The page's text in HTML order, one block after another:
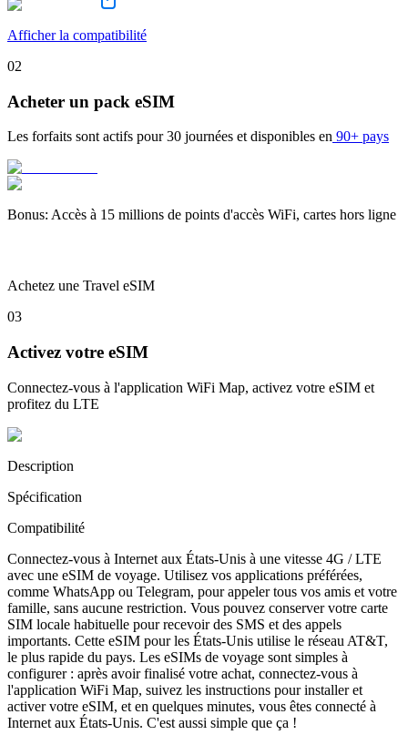
Afficher la compatibilité
02
Acheter un pack eSIM
Les forfaits sont actifs pour 30 journées et disponibles en 90+ pays
Bonus: Accès à 15 millions de points d'accès WiFi, cartes hors ligne
Achetez une Travel eSIM
03
Activez votre eSIM
Connectez-vous à l'application WiFi Map, activez votre eSIM et
profitez du LTE
Description
Spécification
Compatibilité
Connectez-vous à Internet aux États-Unis à une vitesse 4G / LTE
avec une eSIM de voyage. Utilisez vos applications préférées,
comme WhatsApp ou Telegram, pour appeler tous vos amis et votre
famille, sans aucune restriction. Vous pouvez conserver votre carte
SIM locale habituelle pour recevoir des SMS et des appels
importants. Cette eSIM pour les États-Unis utilise le réseau AT&T,
le plus rapide du pays. Les eSIMs de voyage sont simples à
configurer : après avoir finalisé votre achat, connectez-vous à
l'application WiFi Map, suivez les instructions pour installer et
activer votre eSIM, et en quelques minutes, vous êtes connecté à
Internet aux États-Unis. C'est aussi simple que ça !